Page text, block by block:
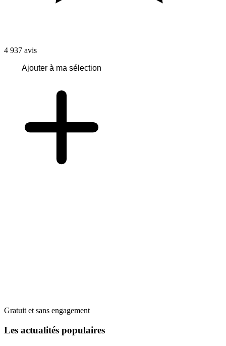
4 937 avis
Ajouter à ma sélection
Gratuit et sans engagement
Les actualités populaires